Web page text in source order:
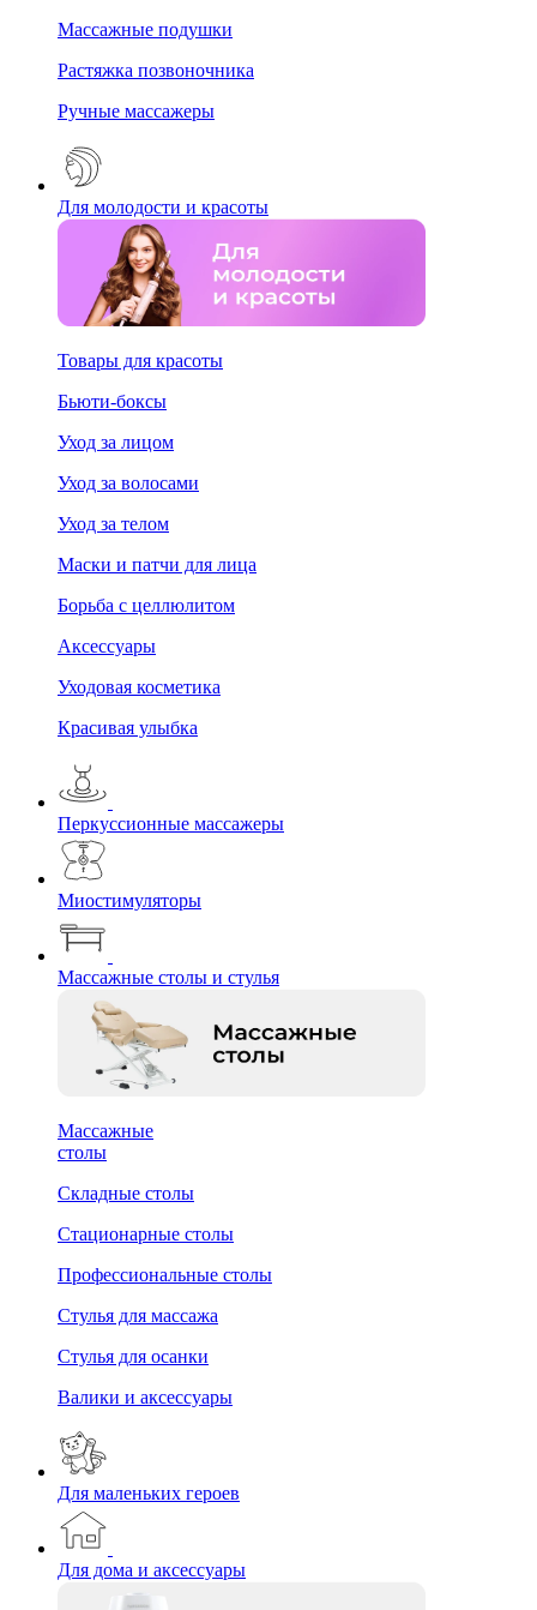
Массажные подушки
Растяжка позвоночника
Ручные массажеры
Для молодости и красоты
Товары для красоты
Бьюти-боксы
Уход за лицом
Уход за волосами
Уход за телом
Маски и патчи для лица
Борьба с целлюлитом
Аксессуары
Уходовая косметика
Красивая улыбка
Перкуссионные массажеры
Миостимуляторы
Массажные столы и стулья
Массажные
столы
Складные столы
Стационарные столы
Профессиональные столы
Стулья для массажа
Стулья для осанки
Валики и аксессуары
Для маленьких героев
Для дома и аксессуары